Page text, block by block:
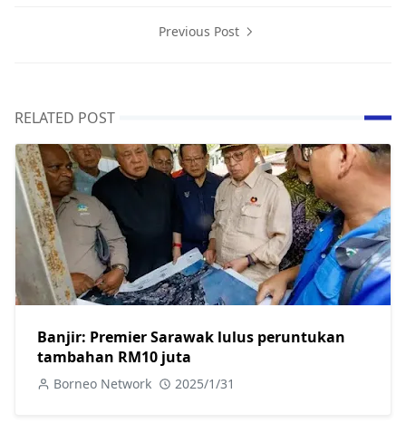
Previous Post
RELATED POST
Banjir: Premier Sarawak lulus peruntukan
tambahan RM10 juta
Borneo Network 2025/1/31